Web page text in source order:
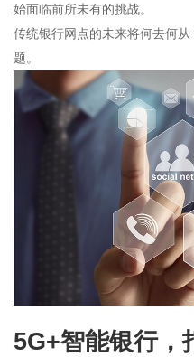
频
始面临前所未有的挑战。
传统银行网点的未来将何去何
题。
5G+智能银行，